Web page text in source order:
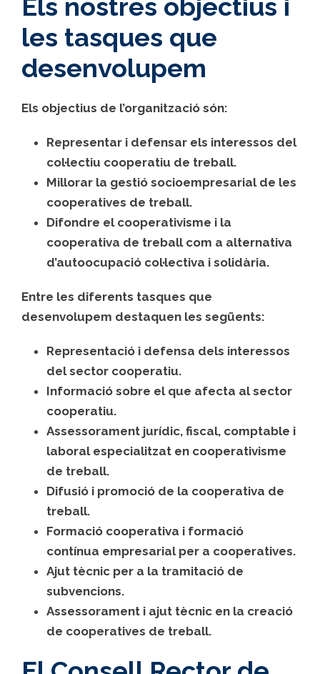
Els nostres objectius i
les tasques que
desenvolupem
Els objectius de l’organització són:
Representar i defensar els interessos del
col·lectiu cooperatiu de treball.
Millorar la gestió socioempresarial de les
cooperatives de treball.
Difondre el cooperativisme i la
cooperativa de treball com a alternativa
d’autoocupació col·lectiva i solidària.
Entre les diferents tasques que
desenvolupem destaquen les següents:
Representació i defensa dels interessos
del sector cooperatiu.
Informació sobre el que afecta al sector
cooperatiu.
Assessorament jurídic, fiscal, comptable i
laboral especialitzat en cooperativisme
de treball.
Difusió i promoció de la cooperativa de
treball.
Formació cooperativa i formació
contínua empresarial per a cooperatives.
Ajut tècnic per a la tramitació de
subvencions.
Assessorament i ajut tècnic en la creació
de cooperatives de treball.